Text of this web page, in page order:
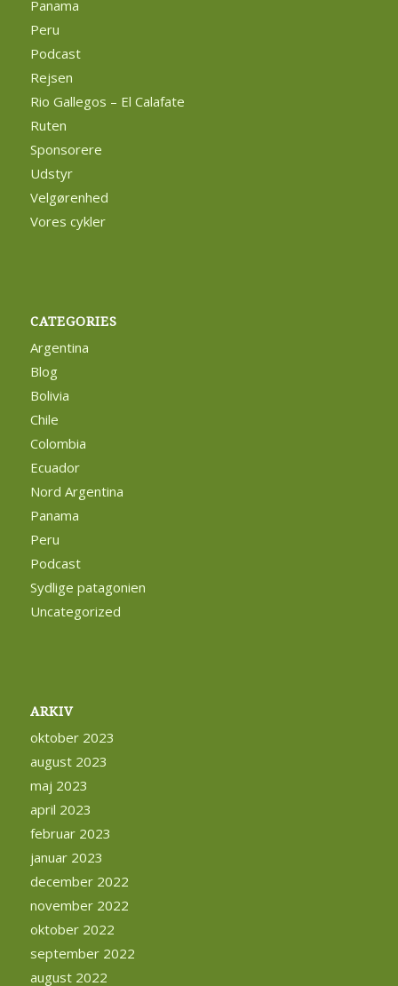
Panama
Peru
Podcast
Rejsen
Rio Gallegos – El Calafate
Ruten
Sponsorere
Udstyr
Velgørenhed
Vores cykler
CATEGORIES
Argentina
Blog
Bolivia
Chile
Colombia
Ecuador
Nord Argentina
Panama
Peru
Podcast
Sydlige patagonien
Uncategorized
ARKIV
oktober 2023
august 2023
maj 2023
april 2023
februar 2023
januar 2023
december 2022
november 2022
oktober 2022
september 2022
august 2022